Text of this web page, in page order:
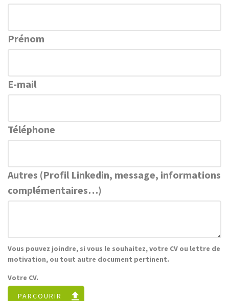
Prénom
E-mail
Téléphone
Autres (Profil Linkedin, message, informations
complémentaires…)
Vous pouvez joindre, si vous le souhaitez, votre CV ou lettre de
motivation, ou tout autre document pertinent.
Votre CV.
PARCOURIR